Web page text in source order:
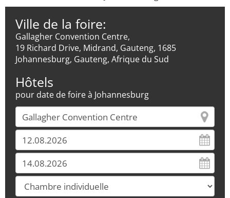
Ville de la foire:
Gallagher Convention Centre,
19 Richard Drive, Midrand, Gauteng, 1685
Johannesburg, Gauteng, Afrique du Sud
Hôtels
pour date de foire à Johannesburg